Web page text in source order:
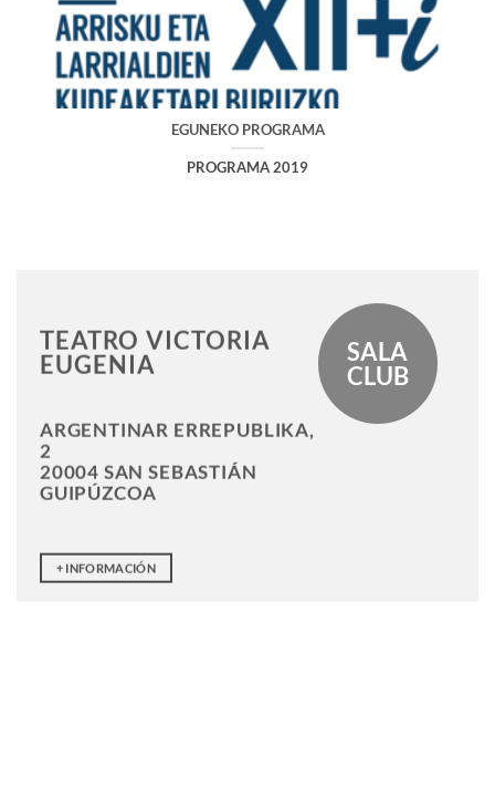
EGUNEKO PROGRAMA
PROGRAMA 2019
TEATRO VICTORIA
EUGENIA
ARGENTINAR ERREPUBLIKA,
2
20004 SAN SEBASTIÁN
GUIPÚZCOA
+ INFORMACIÓN
SALA
CLUB